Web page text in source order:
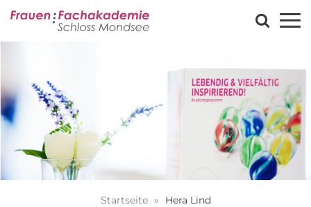
Startseite Hera Lind